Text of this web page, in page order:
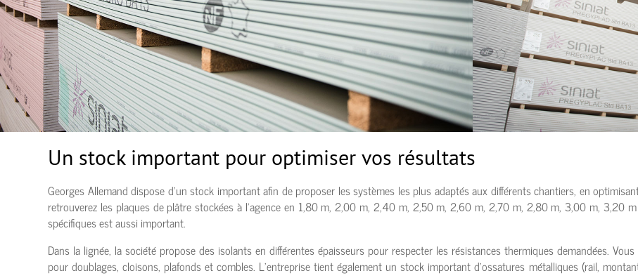
Un stock important pour optimiser vos résultats
Georges Allemand dispose d’un stock important afin de proposer les systèmes les plus adaptés aux différents chantiers, en
retrouverez les plaques de plâtre stockées à l’agence en 1,80 m, 2,00 m, 2,40 m, 2,50 m, 2,60 m, 2,70 m, 2,80 m, 3,00 m, 3,20
spécifiques est aussi important.
Dans la lignée, la société propose des isolants en différentes épaisseurs pour respecter les résistances thermiques demandées.
pour doublages, cloisons, plafonds et combles. L’entreprise tient également un stock important d’ossatures métalliques (rail,